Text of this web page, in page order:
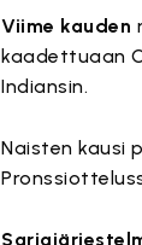
Viime kauden
kaadettuaan
Indiansin.
Naisten kausi